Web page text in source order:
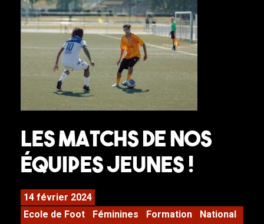
Les matchs de nos
équipes jeunes !
14 février 2024
Ecole de Foot
Féminines Formation
National